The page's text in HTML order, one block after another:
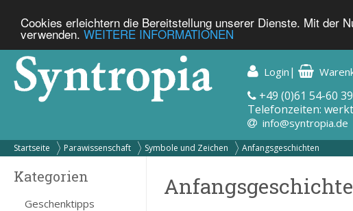
Cookies erleichtern die Bereitstellung unserer Dienste. Mit der
verwenden. WEITERE INFORMATIONEN
Login |
+49 (0)61 54-60
Telefonzeiten:
info@syntropia.de
Startseite Parawissenschaft Symbole und Zeichen Anfangsgeschichten
Kategorien
Geschenktipps